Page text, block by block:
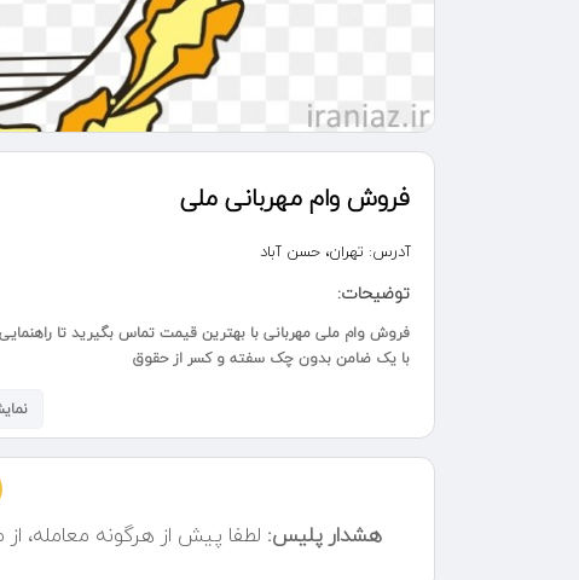
فروش وام مهربانی ملی
آدرس: تهران، حسن آباد
توضیحات:
فروش وام ملی مهربانی با بهترین قیمت تماس بگیرید تا
با یک ضامن بدون چک سفته و کسر از حقوق
هشدار پلیس: لطفا پیش از هرگونه